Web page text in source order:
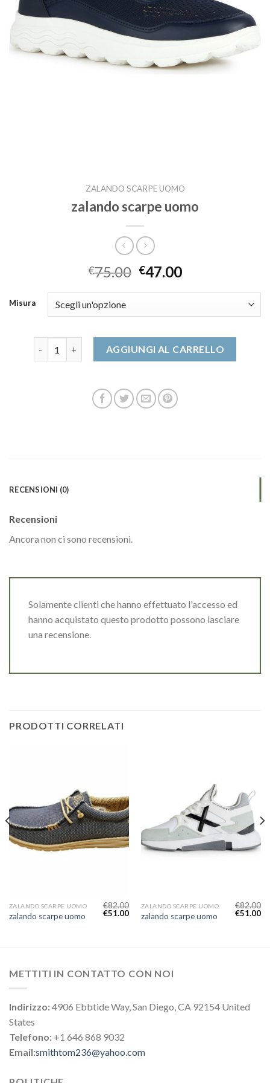
ZALANDO SCARPE UOMO
zalando scarpe uomo
€75.00 €47.00
Misura
AGGIUNGI AL CARRELLO
RECENSIONI (0)
Recensioni
Ancora non ci sono recensioni.
Solamente clienti che hanno effettuato l'accesso ed
hanno acquistato questo prodotto possono lasciare
una recensione.
PRODOTTI CORRELATI
ZALANDO SCARPE UOMO
zalando scarpe uomo
€82.00
€51.00
ZALANDO SCARPE UOMO
zalando scarpe uomo
€82.00
€51.00
METTITI IN CONTATTO CON NOI
Indirizzo:4906 Ebbtide Way, San Diego, CA 92154 United
States
Telefono: +1 646 868 9032
Email:smithtom236@yahoo.com